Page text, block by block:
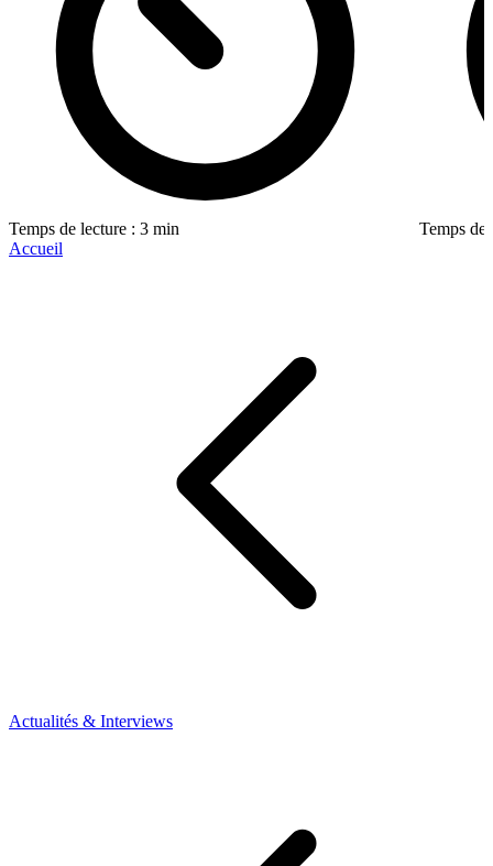
Temps de lecture : 3 min
Temps de
Accueil
Actualités & Interviews